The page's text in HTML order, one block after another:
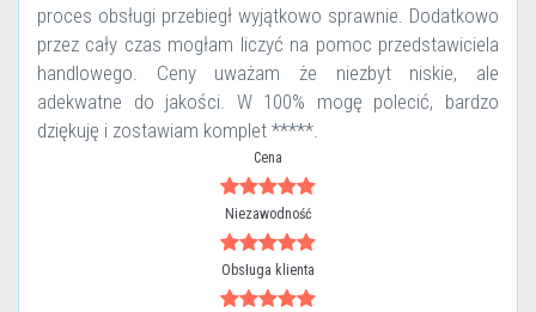
proces obsługi przebiegł wyjątkowo sprawnie. Dodatkowo
przez cały czas mogłam liczyć na pomoc przedstawiciela
handlowego. Ceny uważam że niezbyt niskie, ale
adekwatne do jakości. W 100% mogę polecić, bardzo
dziękuję i zostawiam komplet *****.
Cena
Niezawodność
Obsługa klienta